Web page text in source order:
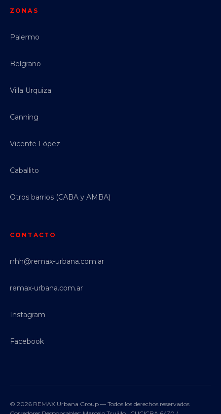
ZONAS
Palermo
Belgrano
Villa Urquiza
Canning
Vicente López
Caballito
Otros barrios (CABA y AMBA)
CONTACTO
rrhh@remax-urbana.com.ar
remax-urbana.com.ar
Instagram
Facebook
© 2026 REMAX Urbana Group — Todos los derechos reservados